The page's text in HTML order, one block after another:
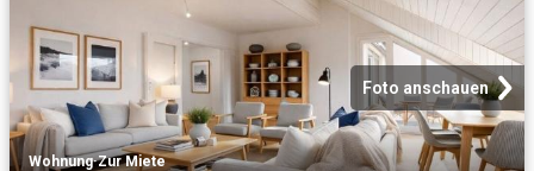
Foto anschauen
Wohnung·Zur Miete